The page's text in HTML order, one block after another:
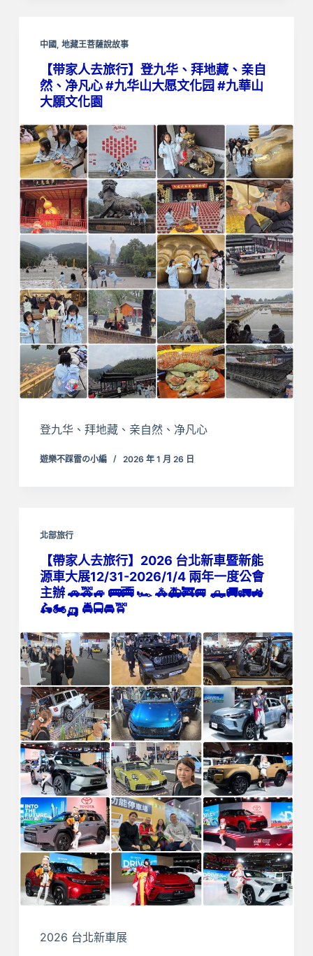
中國 , 地藏王菩薩說故事
【带家人去旅行】登九华、拜地藏、亲自
然、净凡心 #九华山大愿文化园 #九華山
大願文化園
登九华、拜地藏、亲自然、净凡心
遊樂不踩雷の小編 2026 年 1 月 26 日
北部旅行
【帶家人去旅行】2026 台北新車暨新能
源車大展12/31-2026/1/4 兩年一度公會
主辦 🚗🚕🚙 🚌🚎 🏎️ 🚓🚑🚒🚐 🛻🚚🚛🚜
🛵🏍️🛺 🚔🚍🚘🚖
2026 台北新車展